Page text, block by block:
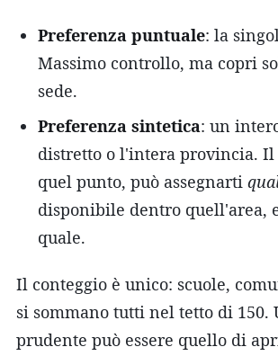
Preferenza puntuale: la
Massimo controllo, ma copri
sede.
Preferenza sintetica: un
distretto o l'intera provincia. Il
quel punto, può assegnarti
disponibile dentro quell'area,
quale.
Il conteggio è unico: scuole,
si sommano tutti nel tetto di 150.
prudente può essere quello di